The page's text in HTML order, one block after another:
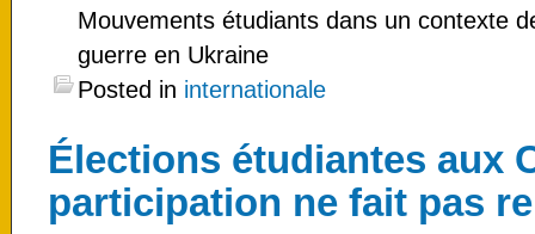
Mouvements étudiants dans un contexte
guerre en Ukraine
Posted in internationale
Élections étudiantes aux
participation ne fait pas